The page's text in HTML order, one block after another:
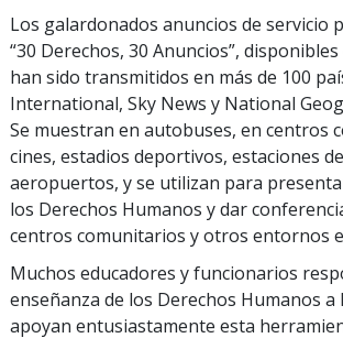
Los galardonados anuncios de servicio
“30 Derechos, 30 Anuncios”,
han sido transmitidos en más de 100
International, Sky News y National
Se muestran en autobuses, en centros
cines, estadios deportivos, estaciones
aeropuertos, y se utilizan para
los Derechos Humanos y dar
centros comunitarios y otros entornos
Muchos educadores y funcionarios
enseñanza de los Derechos Humanos a
apoyan entusiastamente esta